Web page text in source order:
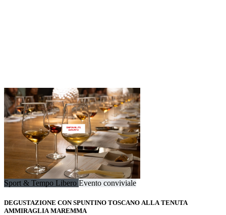
Sport & Tempo Libero Evento conviviale
DEGUSTAZIONE CON SPUNTINO TOSCANO ALLA TENUTA
AMMIRAGLIA MAREMMA